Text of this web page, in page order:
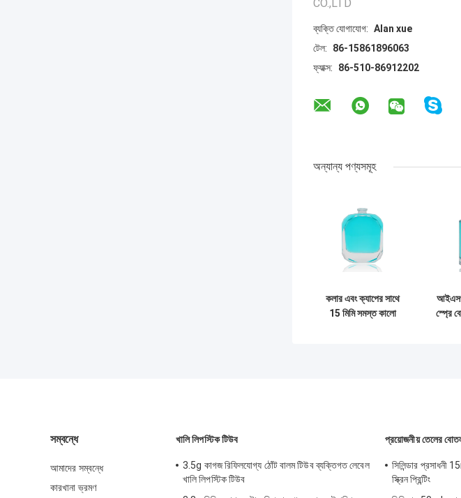
CO.,LTD
ব্যক্তি যোগাযোগ: Alan xue
টেল:
86-15861896063
ফ্যাক্স:
86-510-86912202
অন্যান্য পণ্যসমূহ
কলার এবং ক্যাপের সাথে
15 মিমি সমস্ত কালো
স্প্রে
সম্বন্ধে
আমাদের সম্বন্ধে
কারখানা ভ্রমণ
খালি লিপস্টিক টিউব
3.5g কাগজ রিফিলযোগ্য ঠোঁট বালম টিউব ব্যক্তিগত লেবেল
খালি লিপস্টিক টিউব
প্রয়োজনীয় তেলের
সিলিন্ডার প্রসাধনী
স্ক্রিন প্রিন্টিং